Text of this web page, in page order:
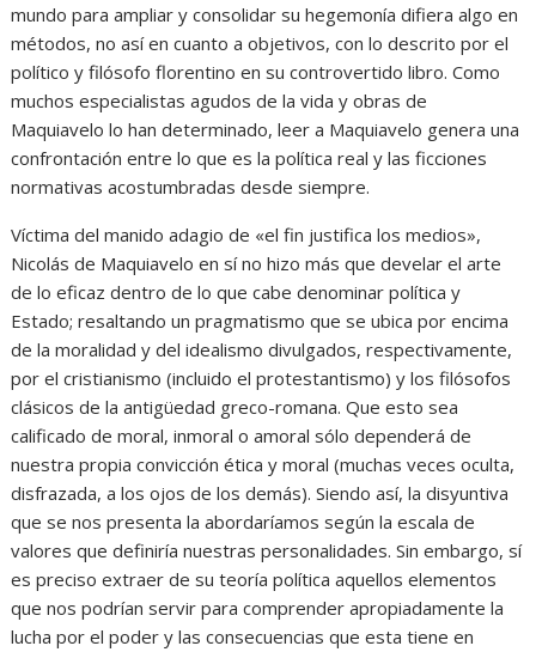
mundo para ampliar y consolidar su hegemonía difiera algo en
métodos, no así en cuanto a objetivos, con lo descrito por el
político y filósofo florentino en su controvertido libro. Como
muchos especialistas agudos de la vida y obras de
Maquiavelo lo han determinado, leer a Maquiavelo genera una
confrontación entre lo que es la política real y las ficciones
normativas acostumbradas desde siempre.
Víctima del manido adagio de «el fin justifica los medios»,
Nicolás de Maquiavelo en sí no hizo más que develar el arte
de lo eficaz dentro de lo que cabe denominar política y
Estado; resaltando un pragmatismo que se ubica por encima
de la moralidad y del idealismo divulgados, respectivamente,
por el cristianismo (incluido el protestantismo) y los filósofos
clásicos de la antigüedad greco-romana. Que esto sea
calificado de moral, inmoral o amoral sólo dependerá de
nuestra propia convicción ética y moral (muchas veces oculta,
disfrazada, a los ojos de los demás). Siendo así, la disyuntiva
que se nos presenta la abordaríamos según la escala de
valores que definiría nuestras personalidades. Sin embargo, sí
es preciso extraer de su teoría política aquellos elementos
que nos podrían servir para comprender apropiadamente la
lucha por el poder y las consecuencias que esta tiene en